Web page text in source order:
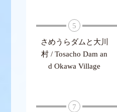
5
さめうらダムと大川
村 / Tosacho Dam an
d Okawa Village
7